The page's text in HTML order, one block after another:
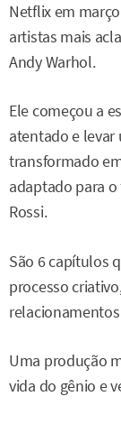
Netflix em
artistas mais
Andy Warhol.
Ele começou a
atentado e levar
transformado
adaptado para
Rossi.
São 6 capítulos
processo
Uma produção
vida do gênio e